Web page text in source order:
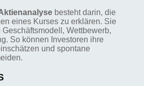
besteht darin, die
eines Kurses zu erklären. Sie
Geschäftsmodell, Wettbewerb,
So können Investoren ihre
und spontane